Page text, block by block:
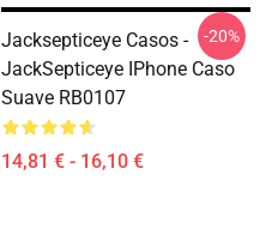
Jacksepticeye Casos -
JackSepticeye IPhone Caso
Suave RB0107
14,81 € - 16,10 €
-20%